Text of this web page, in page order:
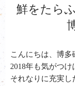
鮮をたら
こんにちは、博多
2018年も気がつけ
それなりに充実